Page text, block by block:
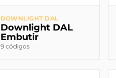
DOWNLIGHT DAL
Downlight DAL
Embutir
9 códigos